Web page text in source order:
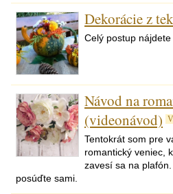
Dekorácie z
Celý postup
Návod na
(videonávod)
Tentokrát som pre
romantický veniec,
zavesí sa na
posúďte sami.